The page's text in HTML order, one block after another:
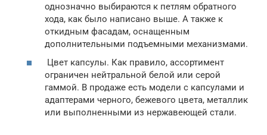
однозначно выбираются к петлям обратного
хода, как было написано выше. А также к
откидным фасадам, оснащенным
дополнительными подъемными механизмами.
Цвет капсулы. Как правило, ассортимент
ограничен нейтральной белой или серой
гаммой. В продаже есть модели с капсулами и
адаптерами черного, бежевого цвета, металлик
или выполненными из нержавеющей стали.